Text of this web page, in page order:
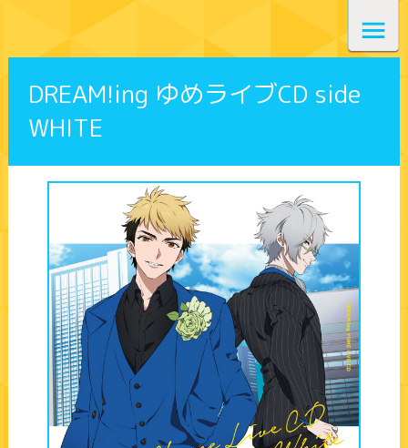
DREAM!ing ゆめライブCD side
WHITE